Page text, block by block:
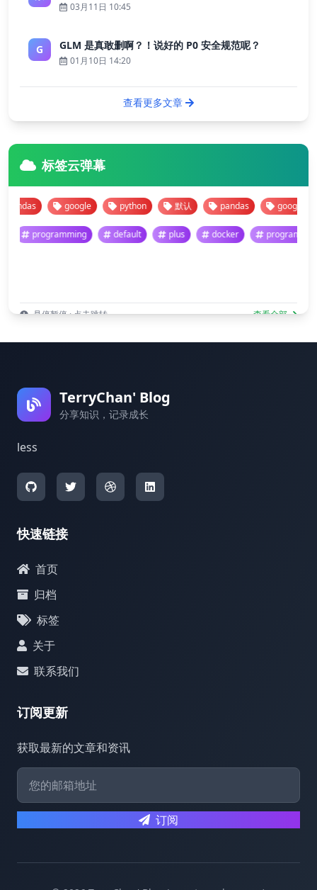
03月11日 10:45
G GLM 是真敢删啊？！说好的 P0 安全规范呢？
01月10日 14:20
查看更多文章
标签云弹幕
google python 默认 pandas google
programming default plus docker
悬停暂停 · 点击跳转 查看全部
TerryChan' Blog
分享知识，记录成长
less
快速链接
首页
归档
标签
关于
联系我们
订阅更新
获取最新的文章和资讯
订阅